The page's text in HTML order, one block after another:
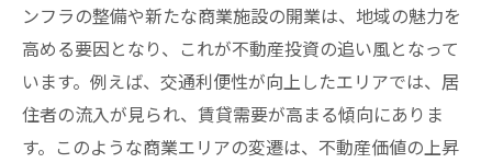
ンフラの整備や新たな商業施設の開業は、地域の魅力を
高める要因となり、これが不動産投資の追い風となって
います。例えば、交通利便性が向上したエリアでは、居
住者の流入が見られ、賃貸需要が高まる傾向にありま
す。このような商業エリアの変遷は、不動産価値の上昇